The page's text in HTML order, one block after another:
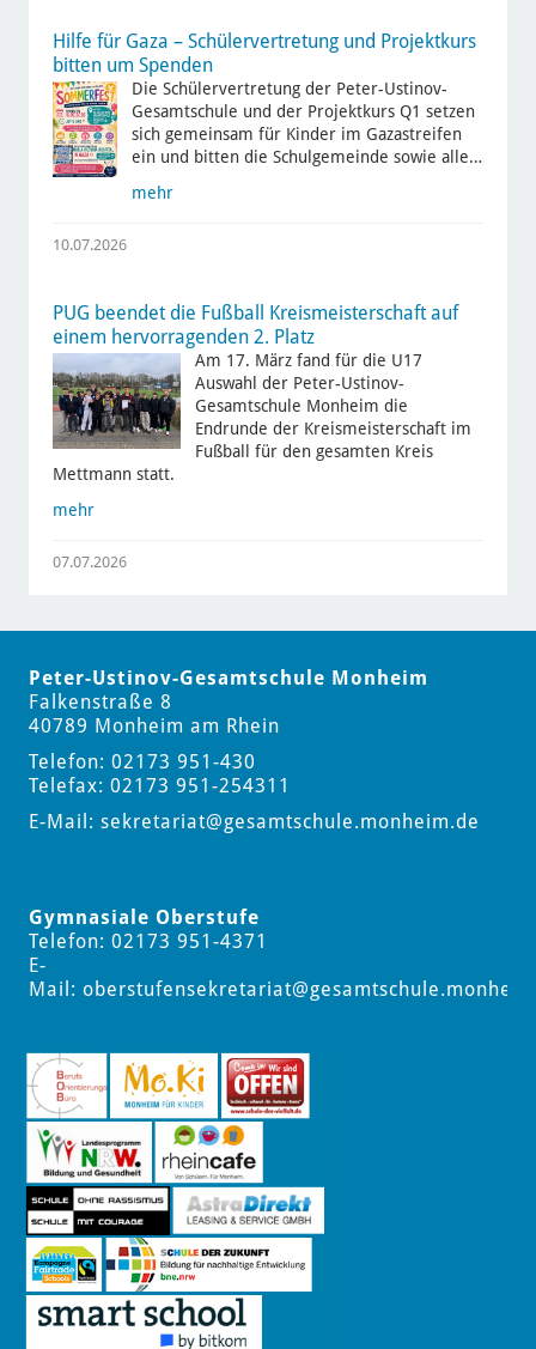
Hilfe für Gaza – Schülervertretung und Projektkurs
bitten um Spenden
Die Schülervertretung der Peter-Ustinov-
Gesamtschule und der Projektkurs Q1 setzen
sich gemeinsam für Kinder im Gazastreifen
ein und bitten die Schulgemeinde sowie alle…
mehr
10.07.2026
PUG beendet die Fußball Kreismeisterschaft auf
einem hervorragenden 2. Platz
Am 17. März fand für die U17
Auswahl der Peter-Ustinov-
Gesamtschule Monheim die
Endrunde der Kreismeisterschaft im
Fußball für den gesamten Kreis
Mettmann statt.
mehr
07.07.2026
Peter-Ustinov-Gesamtschule Monheim
Falkenstraße 8
40789 Monheim am Rhein
Telefon: 02173 951-430
Telefax: 02173 951-254311
E-Mail: sekretariat@gesamtschule.monheim.de
Gymnasiale Oberstufe
Telefon: 02173 951-4371
E-
Mail: oberstufensekretariat